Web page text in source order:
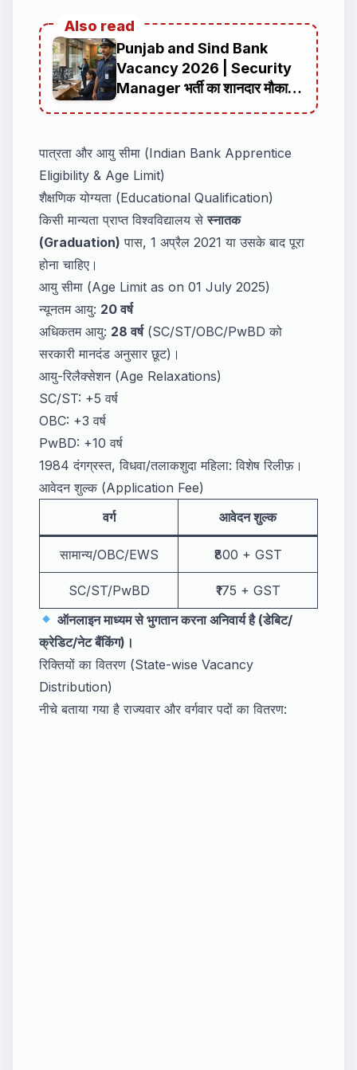
Also read
Punjab and Sind Bank
Vacancy 2026 | Security
Manager भर्ती का शानदार मौका,
पात्रता और आयु सीमा (Indian Bank Apprentice
Eligibility & Age Limit)
शैक्षणिक योग्यता (Educational Qualification)
किसी मान्यता प्राप्त विश्वविद्यालय सेस्नातक
(Graduation) पास, 1 अप्रैल 2021 या उसके बाद पूरा
होना चाहिए।
आयु सीमा (Age Limit as on 01 July 2025)
न्यूनतम आयु: 20 वर्ष
अधिकतम आयु: 28 वर्ष(SC/ST/OBC/PwBD को
सरकारी मानदंड अनुसार छूट)।
आयु-रिलैक्सेशन (Age Relaxations)
SC/ST: +5 वर्ष
OBC: +3 वर्ष
PwBD: +10 वर्ष
1984 दंगग्रस्त, विधवा/तलाकशुदा महिला: विशेष रिलीफ़।
आवेदन शुल्क (Application Fee)
वर्ग
आवेदन शुल्क
सामान्य/OBC/EWS ₹800 + GST
SC/ST/PwBD
₹175 + GST
ऑनलाइन माध्यम से भुगतान करना अनिवार्य है (डेबिट/
क्रेडिट/नेट बैंकिंग)।
रिक्तियों का वितरण (State-wise Vacancy
Distribution)
नीचे बताया गया है राज्यवार और वर्गवार पदों का वितरण: